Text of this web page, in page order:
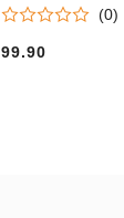
(0)
Cena:
99.90